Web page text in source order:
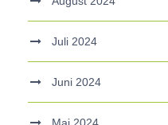
Juli 2024
Juni 2024